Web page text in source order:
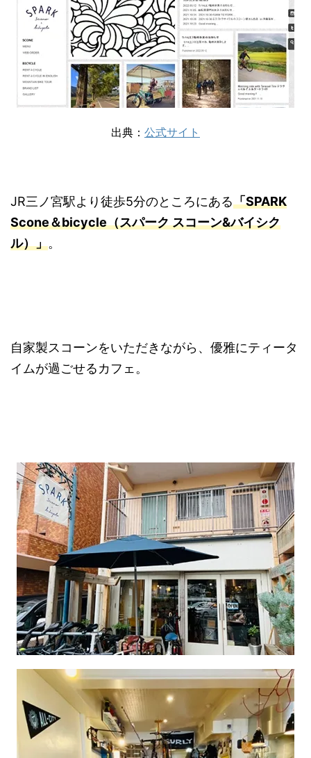
出典： 公式サイト
JR三ノ宮駅より徒歩5分のところにある「SPARK
Scone＆bicycle（スパーク スコーン&バイシク
ル）」。
自家製スコーンをいただきながら、優雅にティータ
イムが過ごせるカフェ。